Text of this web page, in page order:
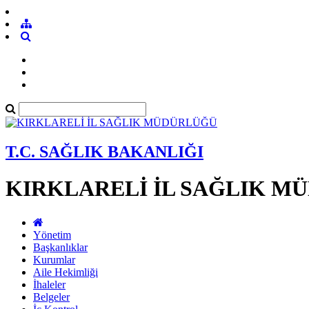
T.C. SAĞLIK BAKANLIĞI
KIRKLARELİ İL SAĞLIK
Yönetim
Başkanlıklar
Kurumlar
Aile Hekimliği
İhaleler
Belgeler